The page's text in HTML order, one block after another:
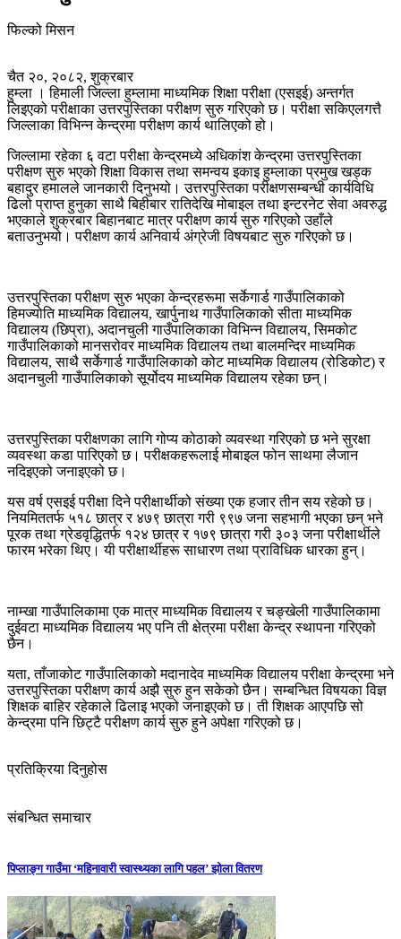
फिल्को मिसन
चैत २०, २०८२, शुक्रबार
हुम्ला । हिमाली जिल्ला हुम्लामा माध्यमिक शिक्षा परीक्षा (एसइई) अन्तर्गत
लिइएको परीक्षाका उत्तरपुस्तिका परीक्षण सुरु गरिएको छ। परीक्षा सकिएलगत्तै
जिल्लाका विभिन्न केन्द्रमा परीक्षण कार्य थालिएको हो।
जिल्लामा रहेका ६ वटा परीक्षा केन्द्रमध्ये अधिकांश केन्द्रमा उत्तरपुस्तिका
परीक्षण सुरु भएको शिक्षा विकास तथा समन्वय इकाइ हुम्लाका प्रमुख खड्क
बहादुर हमालले जानकारी दिनुभयो। उत्तरपुस्तिका परीक्षणसम्बन्धी कार्यविधि
ढिलो प्राप्त हुनुका साथै बिहीबार रातिदेखि मोबाइल तथा इन्टरनेट सेवा अवरुद्ध
भएकाले शुक्रबार बिहानबाट मात्र परीक्षण कार्य सुरु गरिएको उहाँले
बताउनुभयो। परीक्षण कार्य अनिवार्य अंग्रेजी विषयबाट सुरु गरिएको छ।
उत्तरपुस्तिका परीक्षण सुरु भएका केन्द्रहरूमा सर्केगार्ड गाउँपालिकाको
हिमज्योति माध्यमिक विद्यालय, खार्पुनाथ गाउँपालिकाको सीता माध्यमिक
विद्यालय (छिप्रा), अदानचुली गाउँपालिकाका विभिन्न विद्यालय, सिमकोट
गाउँपालिकाको मानसरोवर माध्यमिक विद्यालय तथा बालमन्दिर माध्यमिक
विद्यालय, साथै सर्केगार्ड गाउँपालिकाको कोट माध्यमिक विद्यालय (रोडिकोट) र
अदानचुली गाउँपालिकाको सूर्योदय माध्यमिक विद्यालय रहेका छन्।
उत्तरपुस्तिका परीक्षणका लागि गोप्य कोठाको व्यवस्था गरिएको छ भने सुरक्षा
व्यवस्था कडा पारिएको छ। परीक्षकहरूलाई मोबाइल फोन साथमा लैजान
नदिइएको जनाइएको छ।
यस वर्ष एसइई परीक्षा दिने परीक्षार्थीको संख्या एक हजार तीन सय रहेको छ।
नियमिततर्फ ५१८ छात्र र ४७९ छात्रा गरी ९९७ जना सहभागी भएका छन् भने
पूरक तथा ग्रेडवृद्धितर्फ १२४ छात्र र १७९ छात्रा गरी ३०३ जना परीक्षार्थीले
फारम भरेका थिए। यी परीक्षार्थीहरू साधारण तथा प्राविधिक धारका हुन्।
नाम्खा गाउँपालिकामा एक मात्र माध्यमिक विद्यालय र चङ्खेली गाउँपालिकामा
दुईवटा माध्यमिक विद्यालय भए पनि ती क्षेत्रमा परीक्षा केन्द्र स्थापना गरिएको
छैन।
यता, ताँजाकोट गाउँपालिकाको मदानादेव माध्यमिक विद्यालय परीक्षा केन्द्रमा भने
उत्तरपुस्तिका परीक्षण कार्य अझै सुरु हुन सकेको छैन। सम्बन्धित विषयका विज्ञ
शिक्षक बाहिर रहेकाले ढिलाइ भएको जनाइएको छ। ती शिक्षक आएपछि सो
केन्द्रमा पनि छिट्टै परीक्षण कार्य सुरु हुने अपेक्षा गरिएको छ।
प्रतिक्रिया दिनुहोस
संबन्धित समाचार
पिप्लाङ्ग गाउँमा ‘महिनावारी स्वास्थ्यका लागि पहल’ झोला वितरण